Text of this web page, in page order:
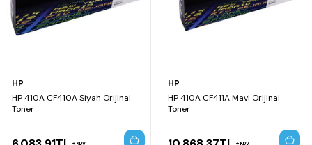
HP
HP 410A CF410A Siyah Orijinal
Toner
KDV
HP
HP 410A CF411A Mavi Orijinal
Toner
KDV